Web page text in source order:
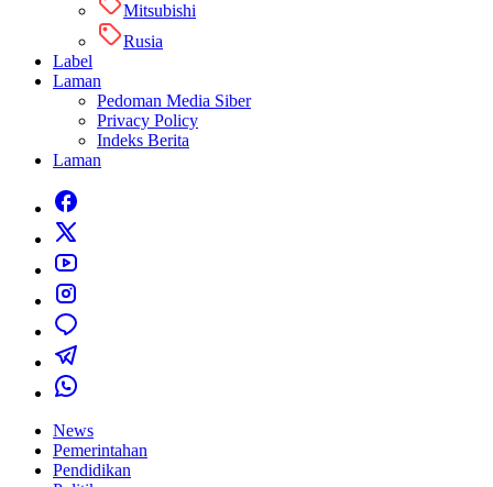
Mitsubishi
Rusia
Label
Laman
Pedoman Media Siber
Privacy Policy
Indeks Berita
Laman
News
Pemerintahan
Pendidikan